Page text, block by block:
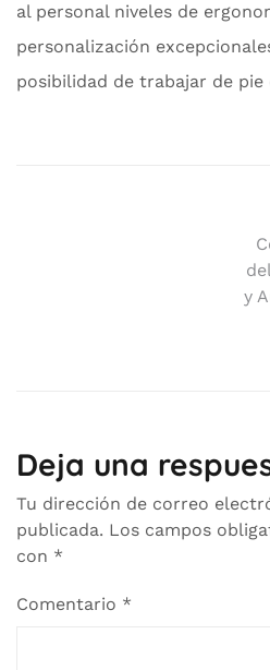
al personal niveles de
personalización
posibilidad de trabajar de pie
y
Deja una
Tu dirección de correo
publicada. Los campos
con *
Comentario *